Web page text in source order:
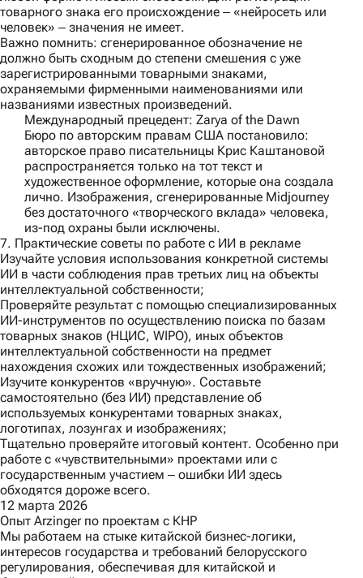
товарного знака его происхождение ‒ «нейросеть или
человек» ‒ значения не имеет.
Важно помнить: сгенерированное обозначение не
должно быть сходным до степени смешения с уже
зарегистрированными товарными знаками,
охраняемыми фирменными наименованиями или
названиями известных произведений.
Международный прецедент: Zarya of the Dawn
Бюро по авторским правам США постановило:
авторское право писательницы Крис Каштановой
распространяется только на тот текст и
художественное оформление, которые она создала
лично. Изображения, сгенерированные Midjourney
без достаточного «творческого вклада» человека,
из-под охраны были исключены.
7. Практические советы по работе с ИИ в рекламе
Изучайте условия использования конкретной системы
ИИ в части соблюдения прав третьих лиц на объекты
интеллектуальной собственности;
Проверяйте результат с помощью специализированных
ИИ-инструментов по осуществлению поиска по базам
товарных знаков (НЦИС, WIPO), иных объектов
интеллектуальной собственности на предмет
нахождения схожих или тождественных изображений;
Изучите конкурентов «вручную». Составьте
самостоятельно (без ИИ) представление об
используемых конкурентами товарных знаках,
логотипах, лозунгах и изображениях;
Тщательно проверяйте итоговый контент. Особенно при
работе с «чувствительными» проектами или с
государственным участием ‒ ошибки ИИ здесь
обходятся дороже всего.
12 марта 2026
Опыт Arzinger по проектам с КНР
Мы работаем на стыке китайской бизнес-логики,
интересов государства и требований белорусского
регулирования, обеспечивая для китайской и